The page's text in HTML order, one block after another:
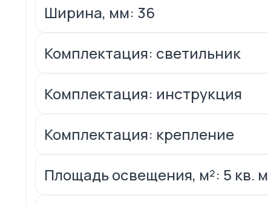
Ширина, мм: 36
Комплектация: светильник
Комплектация: инструкция
Комплектация: крепление
Площадь освещения, м²: 5 кв. м